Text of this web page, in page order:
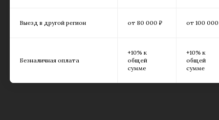
Выезд в другой регион от 80 000 ₽ от 100
Безналичная оплата
+10% к
общей
сумме
+10% к
общей
сумме